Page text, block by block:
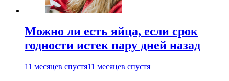
Можно ли есть яйца, если срок
годности истек пару дней назад
11 месяцев спустя11 месяцев спустя